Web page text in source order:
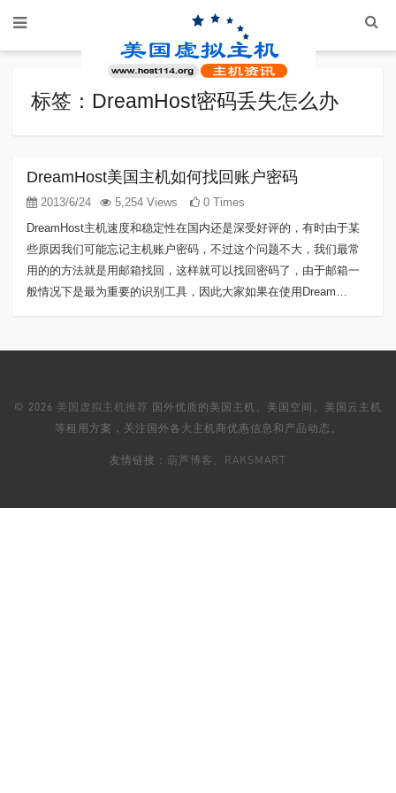
标签：DreamHost密码丢失怎么办
DreamHost美国主机如何找回账户密码
2013/6/24 5,254 Views
0 Times
DreamHost主机速度和稳定性在国内还是深受好评的，有时由于某
些原因我们可能忘记主机账户密码，不过这个问题不大，我们最常
用的的方法就是用邮箱找回，这样就可以找回密码了，由于邮箱一
般情况下是最为重要的识别工具，因此大家如果在使用Dream…
© 2026 美国虚拟主机推荐 国外优质的美国主机、美国空间、美国云主机
等租用方案，关注国外各大主机商优惠信息和产品动态。
友情链接： 葫芦博客 RAKSMART